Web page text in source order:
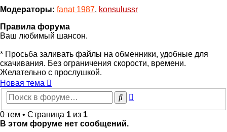
Модераторы: fanat 1987, konsulussr
Правила форума
Ваш любимый шансон.
* Просьба заливать файлы на обменники, удобные для
скачивания. Без ограничения скорости, времени.
Желательно с прослушкой.
Новая тема
Поиск
0 тем • Страница 1 из 1
В этом форуме нет сообщений.